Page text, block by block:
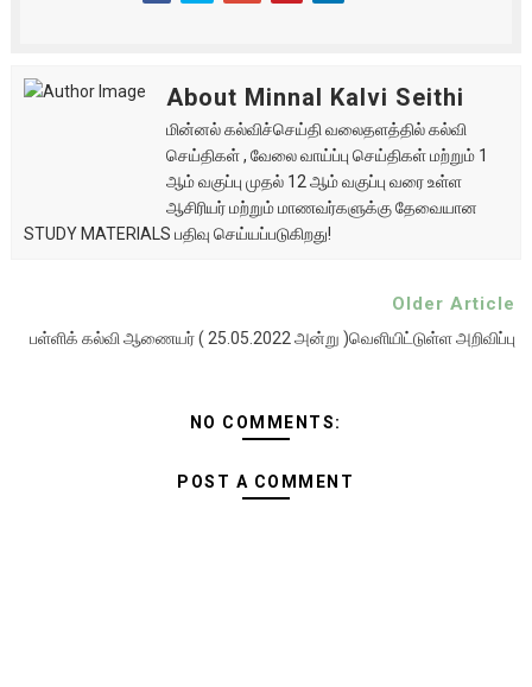
About Minnal Kalvi Seithi
மின்னல் கல்விச்செய்தி வலைதளத்தில் கல்வி
செய்திகள் , வேலை வாய்ப்பு செய்திகள் மற்றும் 1
ஆம் வகுப்பு முதல் 12 ஆம் வகுப்பு வரை உள்ள
ஆசிரியர் மற்றும் மாணவர்களுக்கு தேவையான
STUDY MATERIALS பதிவு செய்யப்படுகிறது!
Older Article
பள்ளிக் கல்வி ஆணையர் ( 25.05.2022 அன்று )வெளியிட்டுள்ள அறிவிப்பு
NO COMMENTS:
POST A COMMENT